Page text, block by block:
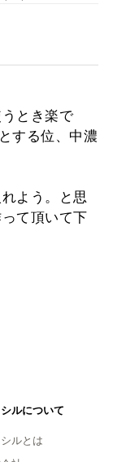
とき楽で
する位、中濃
よう。と思
て頂いて下
ルについて
ルとは